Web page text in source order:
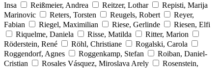
Insa
Reißmeier, Andrea Reitzer, Lothar
Repisti, Marija
Marinovic
Reters, Torsten Reugels, Robert
Reyer,
Fabian
Riegel, Maximilian Riese, Gerlinde
Riesen, Elfi
Riquelme, Daniela
Risse, Matilda
Ritter, Marion
Röderstein, René
Röhl, Christiane
Rogalski, Carola
Roggendorf, Agnes
Roggenkamp, Stefan
Roiban, Daniel-
Cristian
Rosales Vásquez, Miroslava Arely
Rosenstein,